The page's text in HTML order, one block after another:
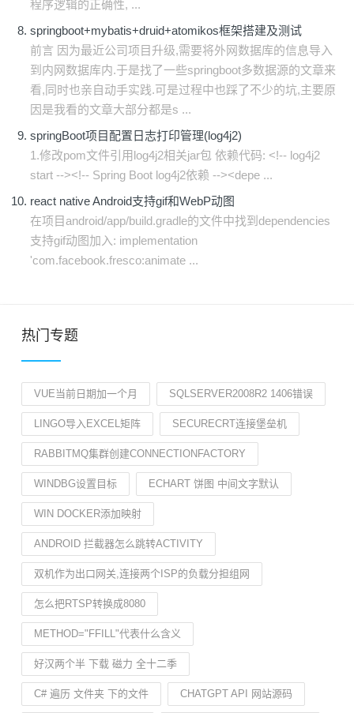
程序逻辑的正确性, ...
springboot+mybatis+druid+atomikos框架搭建及测试
前言 因为最近公司项目升级,需要将外网数据库的信息导入
到内网数据库内.于是找了一些springboot多数据源的文章来
看,同时也亲自动手实践.可是过程中也踩了不少的坑,主要原
因是我看的文章大部分都是s ...
springBoot项目配置日志打印管理(log4j2)
1.修改pom文件引用log4j2相关jar包 依赖代码: <!-- log4j2
start --><!-- Spring Boot log4j2依赖 --><depe ...
react native Android支持gif和WebP动图
在项目android/app/build.gradle的文件中找到dependencies
支持gif动图加入: implementation
'com.facebook.fresco:animate ...
热门专题
VUE当前日期加一个月 SQLSERVER2008R2 1406错误
LINGO导入EXCEL矩阵 SECURECRT连接堡垒机
RABBITMQ集群创建CONNECTIONFACTORY
WINDBG设置目标 ECHART 饼图 中间文字默认
WIN DOCKER添加映射
ANDROID 拦截器怎么跳转ACTIVITY
双机作为出口网关,连接两个ISP的负载分担组网
怎么把RTSP转换成8080
METHOD="FFILL"代表什么含义
好汉两个半 下载 磁力 全十二季
C# 遍历 文件夹 下的文件 CHATGPT API 网站源码